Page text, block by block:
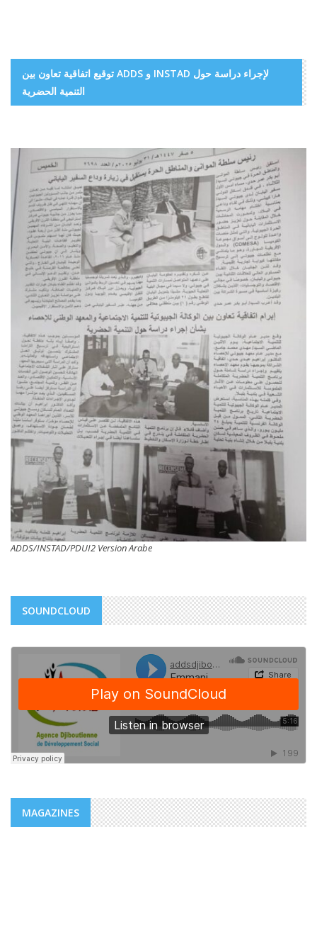
توقيع اتفاقية تعاون بين ADDS و INSTAD لإجراء دراسة حول
التنمية الحضرية
ADDS/INSTAD/PDUI2 Version Arabe
SOUNDCLOUD
MAGAZINES